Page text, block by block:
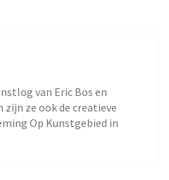
van Eric Bos en
zijn ze ook de creatieve
Op Kunstgebied in